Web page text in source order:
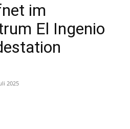
im
El Ingenio
2025